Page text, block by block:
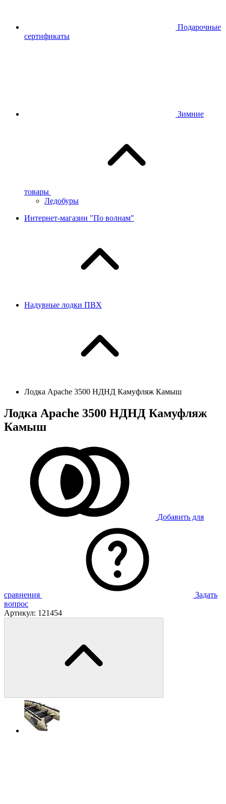
Подарочные
сертификаты
Зимние
товары
Ледобуры
Интернет-магазин "По волнам"
Надувные лодки ПВХ
Лодка Apache 3500 НДНД Камуфляж Камыш
Лодка Apache 3500 НДНД Камуфляж
Камыш
Добавить для
сравнения
Задать
вопрос
Артикул: 121454